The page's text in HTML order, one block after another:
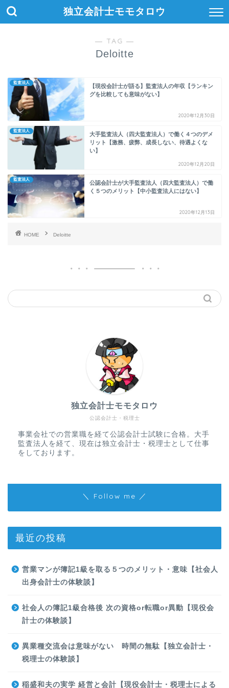
独立会計士モモタロウ
― TAG ―
Deloitte
監査法人
【現役会計士が語る】監査法人の年収【ランキン
グを比較しても意味がない】
2020年12月30日
監査法人
大手監査法人（四大監査法人）で働く４つのデメ
リット【激務、疲弊、成長しない、待遇よくな
い】
2020年12月20日
監査法人
公認会計士が大手監査法人（四大監査法人）で働
く５つのメリット【中小監査法人にはない】
2020年12月13日
HOME Deloitte
公認会計士・税理士
独立会計士モモタロウ
事業会社での営業職を経て公認会計士試験に合格。大手
監査法人を経て、現在は独立会計士・税理士として仕事
をしております。
＼ Follow me ／
最近の投稿
営業マンが簿記1級を取る５つのメリット・意味【社会人
出身会計士の体験談】
社会人の簿記1級合格後 次の資格or転職or異動【現役会
計士の体験談】
異業種交流会は意味がない 時間の無駄【独立会計士・
税理士の体験談】
稲盛和夫の実学 経営と会計【現役会計士・税理士による